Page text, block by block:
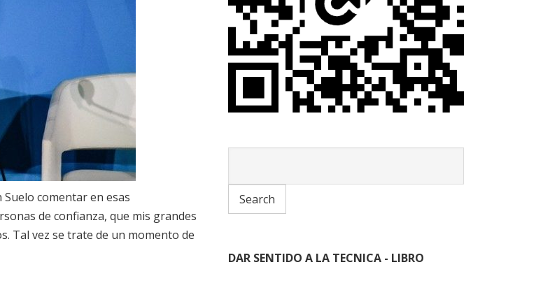
comentar en esas
de confianza, que mis grandes
Tal vez se trate de un momento de
DAR SENTIDO A LA TECNICA - LIBRO